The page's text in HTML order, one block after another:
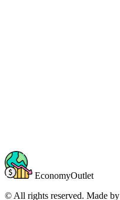
EconomyOutlet
© All rights reserved. Made by